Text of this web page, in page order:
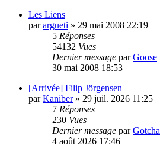
Les Liens
parargueti » 29 mai 2008 22:19
5 Réponses
54132 Vues
Dernier message parGoose
30 mai 2008 18:53
[Arrivée] Filip Jörgensen
parKaniber» 29 juil. 2026 11:25
7 Réponses
230 Vues
Dernier message parGotcha
4 août 2026 17:46